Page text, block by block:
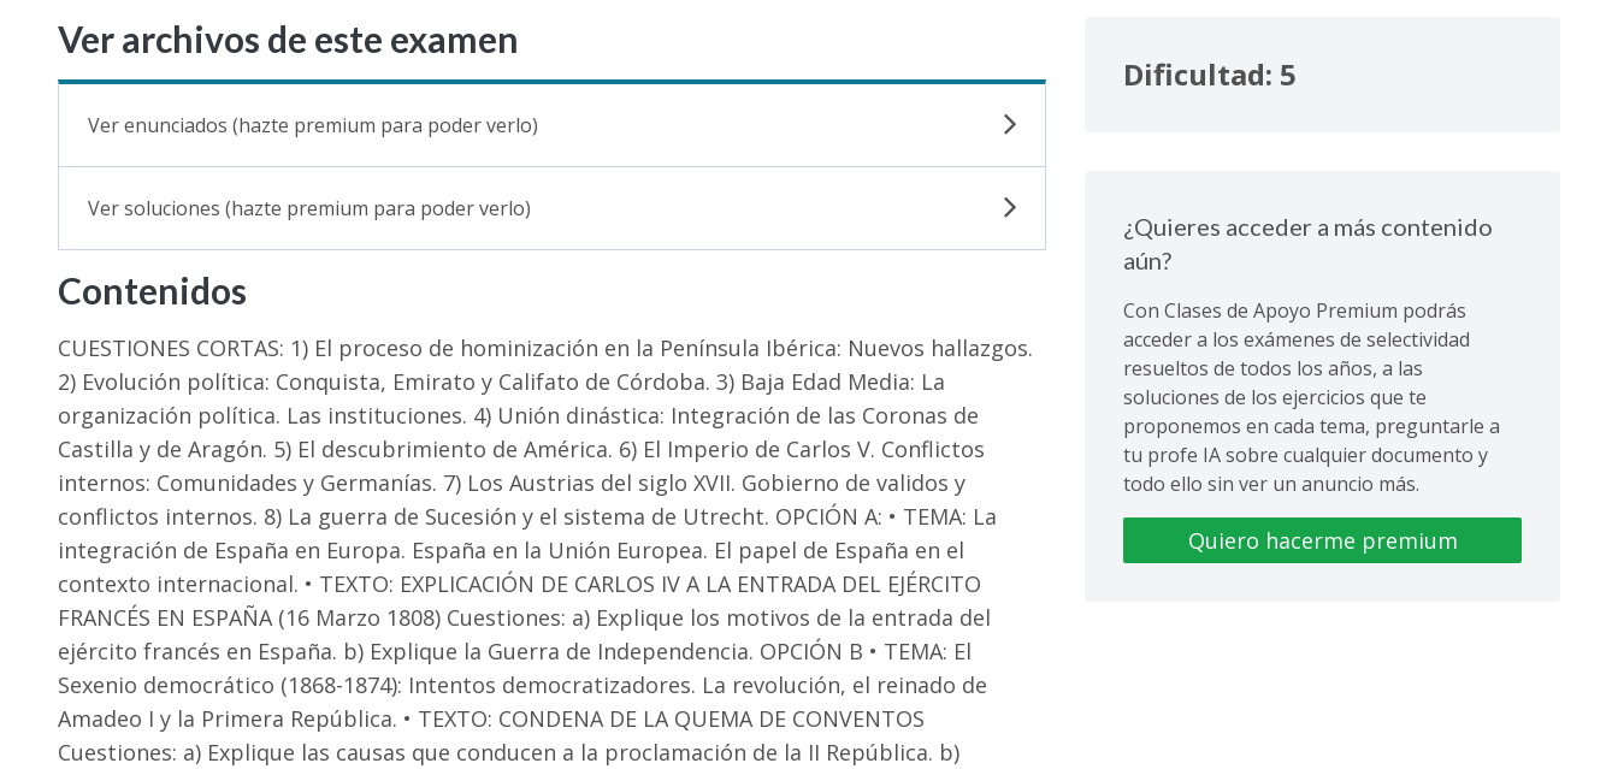
Ver archivos de este examen
Ver enunciados (hazte premium para poder verlo)
Ver soluciones (hazte premium para poder verlo)
Contenidos
CUESTIONES CORTAS: 1) El proceso de hominización en la Península Ibérica: Nuevos hallazgos.
2) Evolución política: Conquista, Emirato y Califato de Córdoba. 3) Baja Edad Media: La
organización política. Las instituciones. 4) Unión dinástica: Integración de las Coronas de
Castilla y de Aragón. 5) El descubrimiento de América. 6) El Imperio de Carlos V. Conflictos
internos: Comunidades y Germanías. 7) Los Austrias del siglo XVII. Gobierno de validos y
conflictos internos. 8) La guerra de Sucesión y el sistema de Utrecht. OPCIÓN A: • TEMA: La
integración de España en Europa. España en la Unión Europea. El papel de España en el
contexto internacional. • TEXTO: EXPLICACIÓN DE CARLOS IV A LA ENTRADA DEL EJÉRCITO
FRANCÉS EN ESPAÑA (16 Marzo 1808) Cuestiones: a) Explique los motivos de la entrada del
ejército francés en España. b) Explique la Guerra de Independencia. OPCIÓN B • TEMA: El
Sexenio democrático (1868-1874): Intentos democratizadores. La revolución, el reinado de
Amadeo I y la Primera República. • TEXTO: CONDENA DE LA QUEMA DE CONVENTOS
Cuestiones: a) Explique las causas que conducen a la proclamación de la II República. b)
Dificultad: 5
¿Quieres acceder a más contenido
aún?
Con Clases de Apoyo Premium podrás
acceder a los exámenes de selectividad
resueltos de todos los años, a las
soluciones de los ejercicios que te
proponemos en cada tema, preguntarle a
tu profe IA sobre cualquier documento y
todo ello sin ver un anuncio más.
Quiero hacerme premium